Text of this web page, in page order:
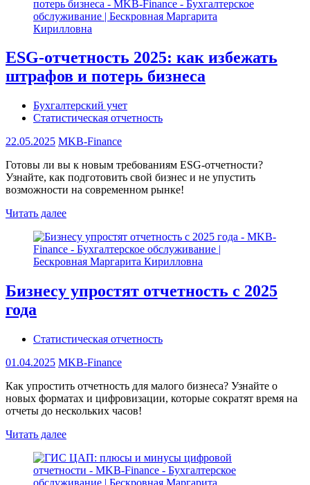
ESG-отчетность 2025: как избежать
штрафов и потерь бизнеса
Бухгалтерский учет
Статистическая отчетность
22.05.2025 MKB-Finance
Готовы ли вы к новым требованиям ESG-отчетности?
Узнайте, как подготовить свой бизнес и не упустить
возможности на современном рынке!
Читать далее
Бизнесу упростят отчетность с 2025
года
Статистическая отчетность
01.04.2025 MKB-Finance
Как упростить отчетность для малого бизнеса? Узнайте о
новых форматах и цифровизации, которые сократят время на
отчеты до нескольких часов!
Читать далее